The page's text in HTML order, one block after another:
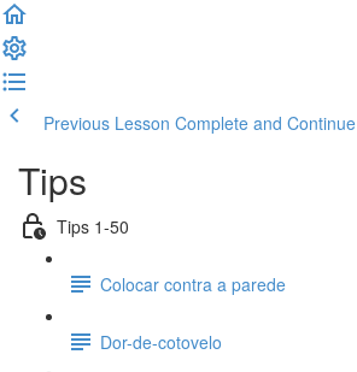
Previous Lesson Complete and Continue
Tips
Tips 1-50
Colocar contra a parede
Dor-de-cotovelo